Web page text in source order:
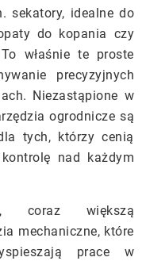
sekatory, idealne do
do kopania czy
właśnie te proste
precyzyjnych
Niezastąpione w
ogrodnicze są
tych, którzy cenią
nad każdym
coraz większą
mechaniczne, które
prace w